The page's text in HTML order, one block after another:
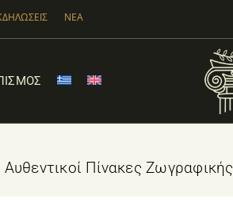
ΝΕΑ
Αυθεντικοί Πίνακες Ζωγραφικής